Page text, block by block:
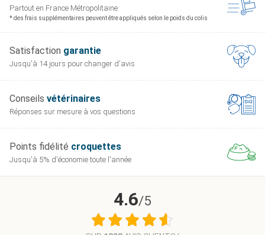
Partout en France Métropolitaine
* des frais supplémentaires peuvent être appliqués selon le poids du colis
Satisfaction garantie
Jusqu'à 14 jours pour changer d'avis
Conseils vétérinaires
Réponses sur mesure à vos questions
Points fidélité croquettes
Jusqu'à 5% d'économie toute l'année
4.6/5